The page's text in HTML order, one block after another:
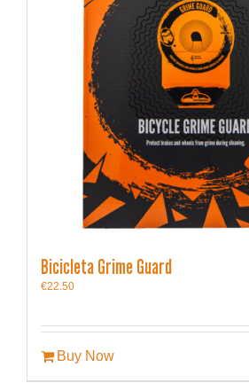
Bicicleta Grime Guard
€22.50
Buy Now